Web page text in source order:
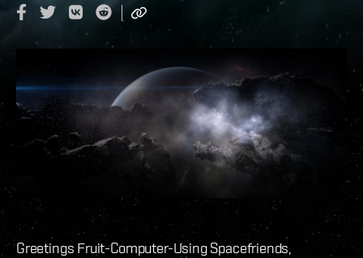
Greetings Fruit-Computer-Using Spacefriends,